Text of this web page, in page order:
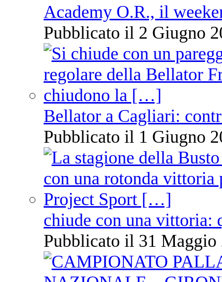
Academy O.R., il
Pubblicato il 2 Giugno
Bellator a Cagliari:
Pubblicato il 1 Giugno
chiude con una vittoria:
Pubblicato il 31 Maggio